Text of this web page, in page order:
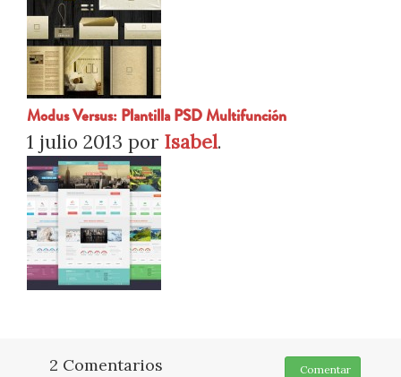
Modus Versus: Plantilla PSD Multifunción
1 julio 2013 por Isabel.
2 Comentarios Comentar